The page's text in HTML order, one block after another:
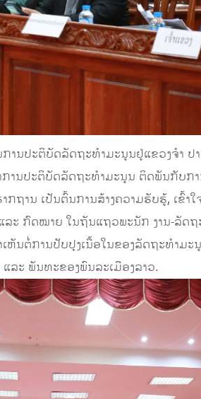
ການປະຕິບັດລັດຖະທຳມະນູນຢູ່ແຂວງຈຳ
ການປະຕິບັດລັດຖະທຳມະນູນ ຕິດພັນກັ
ກຖານ ເປັນຕົ້ນການສ້າງຄວາມຮັບຮູ້, ເ
ລະ ກົດໝາຍ ໃນຖັນແຖວພະນັກ ງານ-ລັ
ນຕໍ່ການປັບປຸງເນື້ອໃນຂອງລັດຖະທໍາມະ
ລະ ພັນທະຂອງພົນລະເມືອງລາວ.